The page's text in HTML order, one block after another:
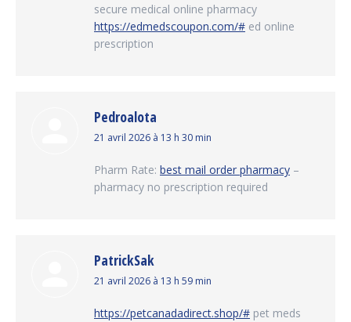
secure medical online pharmacy
https://edmedscoupon.com/# ed online
prescription
Pedroalota
dit
21 avril 2026 à 13 h 30 min
Pharm Rate: best mail order pharmacy –
pharmacy no prescription required
PatrickSak
dit
21 avril 2026 à 13 h 59 min
https://petcanadadirect.shop/# pet meds